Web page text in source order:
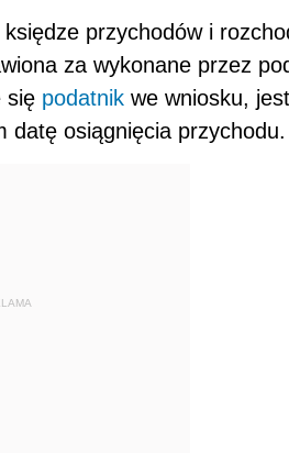
przychodów i
za wykonane przez
się podatnik we wniosku,
datę osiągnięcia przychodu.